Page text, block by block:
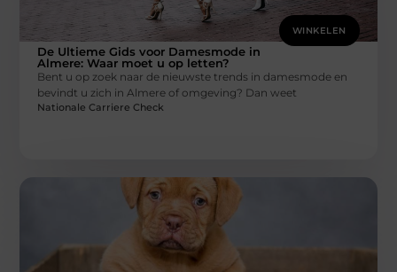
WINKELEN
De Ultieme Gids voor Damesmode in
Almere: Waar moet u op letten?
Bent u op zoek naar de nieuwste trends in damesmode en
bevindt u zich in Almere of omgeving? Dan weet
Nationale Carriere Check